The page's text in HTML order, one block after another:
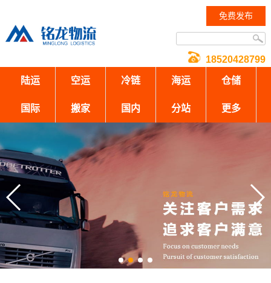
免费发布
18520428799
陆运 空运 冷链 海运 仓储
国际 搬家 国内 分站 更多